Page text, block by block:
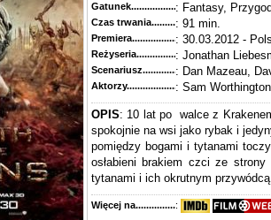
Gatunek...........................................
: Fantasy,
Czas trwania......................................
: 91 min.
Premiera..........................................
: 30.03.2012 -
Reżyseria........................................
: Jonathan
Scenariusz........................................
: Dan Mazeau,
Aktorzy...........................................
: Sam
OPIS: 10 lat po walce z
spokojnie na wsi jako rybak i
pomiędzy bogami i tytanami
osłabieni brakiem czci ze
tytanami i ich okrutnym
Więcej na........................................
: